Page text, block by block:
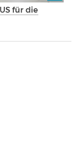
für die